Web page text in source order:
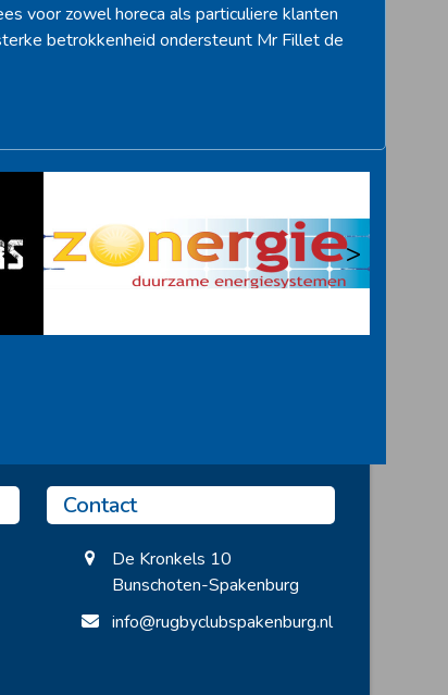
voor zowel horeca als particuliere klanten
betrokkenheid ondersteunt Mr Fillet de
>
Contact
De Kronkels 10
Bunschoten-Spakenburg
info@rugbyclubspakenburg.nl